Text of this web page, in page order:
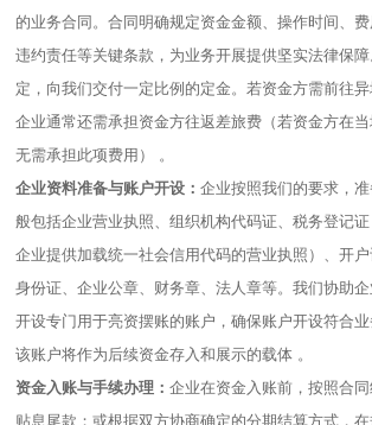
的业务合同。合同明确规定资金金额、操作时间、费
违约责任等关键条款，为业务开展提供坚实法律保
定，向我们交付一定比例的定金。若资金方需前往异
企业通常还需承担资金方往返差旅费（若资金方在
无需承担此项费用） 。​
企业资料准备与账户开设：企业按照我们的要求，
般包括企业营业执照、组织机构代码证、税务登记
企业提供加载统一社会信用代码的营业执照）、开
身份证、企业公章、财务章、法人章等。我们协助
开设专门用于亮资摆账的账户，确保账户开设符合业
该账户将作为后续资金存入和展示的载体 。​
资金入账与手续办理：企业在资金入账前，按照合